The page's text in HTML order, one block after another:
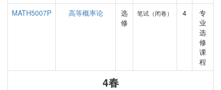
MATH5007P
高等概率论
选
修
笔试（闭卷） 4
专
业
选
修
课
程
4春